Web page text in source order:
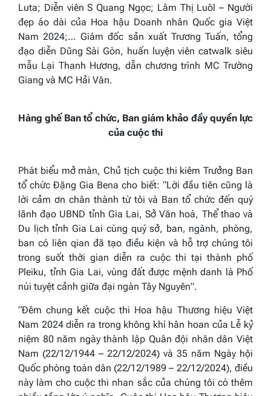
Luta; Diễn viên S Quang Ngọc; Lâm Thị Luôl – Người
đẹp áo dài của Hoa hậu Doanh nhân Quốc gia Việt
Nam 2024;… Giám đốc sản xuất Trương Tuấn, tổng
đạo diễn Dũng Sài Gòn, huấn luyện viên catwalk siêu
mẫu Lại Thanh Hương, dẫn chương trình MC Trường
Giang và MC Hải Vân.
Hàng ghế Ban tổ chức, Ban giám khảo đầy quyền lực
của cuộc thi
Phát biểu mở màn, Chủ tịch cuộc thi kiêm Trưởng Ban
tổ chức Đặng Gia Bena cho biết: “Lời đầu tiên cũng là
lời cảm ơn chân thành từ tôi và Ban tổ chức đến quý
lãnh đạo UBND tỉnh Gia Lai, Sở Văn hoá, Thể thao và
Du lịch tỉnh Gia Lai cùng quý sở, ban, ngành, phòng,
ban có liên qian đã tạo điều kiện và hỗ trợ chúng tôi
trong suốt thời gian diễn ra cuộc thi tại thành phố
Pleiku, tỉnh Gia Lai, vùng đất được mệnh danh là Phố
núi tuyệt cảnh giữa đại ngàn Tây Nguyên”.
“Đêm chung kết cuộc thi Hoa hậu Thương hiệu Việt
Nam 2024 diễn ra trong không khí hân hoan của Lễ kỷ
niệm 80 năm ngày thành lập Quân đội nhân dân Việt
Nam (22/12/1944 – 22/12/2024) và 35 năm Ngày hội
Quốc phòng toàn dân (22/12/1989 – 22/12/2024), điều
này làm cho cuộc thi nhan sắc của chúng tôi có thêm